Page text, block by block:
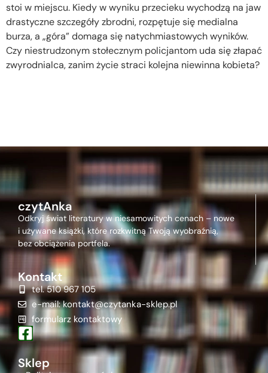
stoi w miejscu. Kiedy w wyniku przecieku wychodzą na jaw
drastyczne szczegóły zbrodni, rozpętuje się medialna
burza, a „góra” domaga się natychmiastowych wyników.
Czy niestrudzonym stołecznym policjantom uda się złapać
zwyrodnialca, zanim życie straci kolejna niewinna kobieta?
czytAnka
Odkryj świat literatury w niesamowitych cenach – nowe
i używane książki, które rozkwitną Twoją wyobraźnią,
bez obciążenia portfela.
Kontakt
tel. 510 967 105
e-mail: kontakt@czytanka-sklep.pl
formularz kontaktowy
Sklep